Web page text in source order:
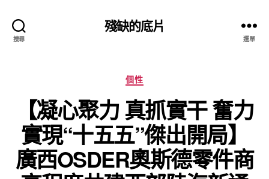
搜尋
殘缺的底片
選單
分
類
個性
【凝心聚力 真抓實干 奮力
實現“十五五”傑出開局】
廣西OSDER奧斯德零件商